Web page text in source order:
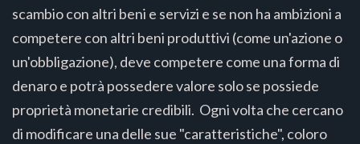
scambio con altri beni e servizi e se non ha ambizioni a
competere con altri beni produttivi (come un'azione o
un'obbligazione), deve competere come una forma di
denaro e potrà possedere valore solo se possiede
proprietà monetarie credibili. Ogni volta che cercano
di modificare una delle sue "caratteristiche", coloro